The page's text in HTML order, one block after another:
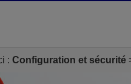
: Configuration et sécurité